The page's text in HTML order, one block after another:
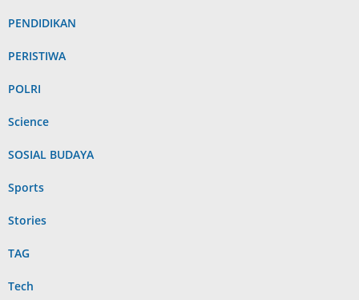
PENDIDIKAN
PERISTIWA
POLRI
Science
SOSIAL BUDAYA
Sports
Stories
TAG
Tech